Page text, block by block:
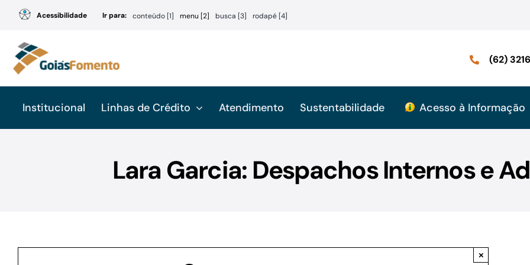
conteúdo
Acessibilidade Ir para: conteúdo [1] menu [2] busca [3] rodapé [4]
(62)
Institucional Linhas de Crédito Atendimento Sustentabilidade Acesso à Informação
Lara Garcia: Despachos Internos e
×